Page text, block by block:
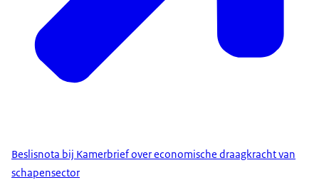
Beslisnota bij Kamerbrief over economische draagkracht van
schapensector